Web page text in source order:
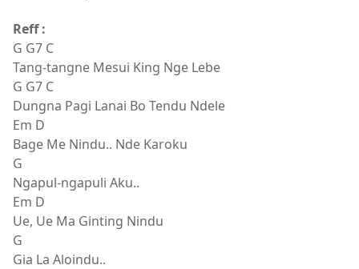
Reff :
G G7 C
Tang-tangne Mesui King Nge Lebe
G G7 C
Dungna Pagi Lanai Bo Tendu Ndele
Em D
Bage Me Nindu.. Nde Karoku
G
Ngapul-ngapuli Aku..
Em D
Ue, Ue Ma Ginting Nindu
G
Gia La Aloindu..